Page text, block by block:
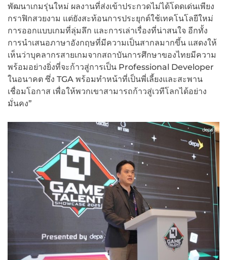
พัฒนาเกมรุ่นใหม่ ผลงานที่ส่งเข้าประกวดไม่ได้โดดเด่นเพียง
กราฟิกสวยงาม แต่ยังสะท้อนการประยุกต์ใช้เทคโนโลยีใหม่
การออกแบบเกมที่ลุ่มลึก และการเล่าเรื่องที่น่าสนใจ อีกทั้ง
การนำเสนอภาษาอังกฤษที่มีความเป็นสากลมากขึ้น แสดงให้
เห็นว่าบุคลากรสายเกมจากสถาบันการศึกษาของไทยมีความ
พร้อมอย่างยิ่งที่จะก้าวสู่การเป็น Professional Developer
ในอนาคต ซึ่ง TGA พร้อมทำหน้าที่เป็นพี่เลี้ยงและสะพาน
เชื่อมโอกาส เพื่อให้พวกเขาสามารถก้าวสู่เวทีโลกได้อย่าง
มั่นคง”